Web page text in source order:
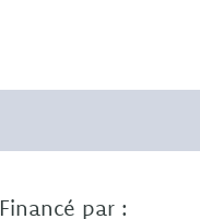
Financé par :